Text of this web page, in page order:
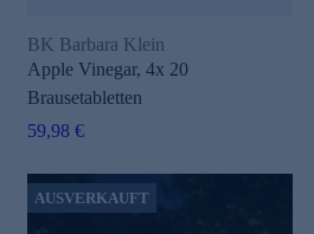
BK Barbara Klein
Apple Vinegar, 4x 20
Brausetabletten
59,98 €
AUSVERKAUFT